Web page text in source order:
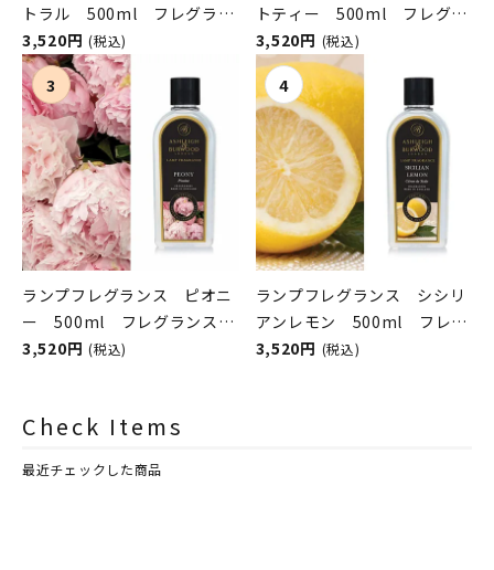
トラル 500ml フレグラン
スランプ用オイル
ASHLEIGH&BURWOOD（ア
シュレイアンドバーウッド）
3,520円 (税込)
トティー 500ml フレグラ
ンスランプ用オイル
ASHLEIGH&BURWOOD（ア
シュレイアンドバーウッド）
3,520円 (税込)
ランプフレグランス ピオニ
ー 500ml フレグランスラ
ンプ用オイル
3,520円 (税込)
ランプフレグランス シシリ
アンレモン 500ml フレグ
ランスランプ用オイル
3,520円 (税込)
Check Items
最近チェックした商品